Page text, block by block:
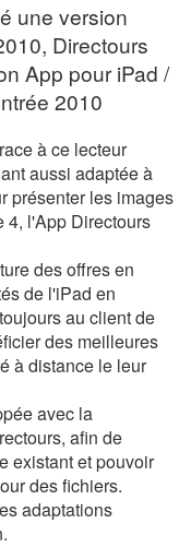
une version
Directours
App pour iPad /
2010
à ce lecteur
aussi adaptée à
présenter les images
4, l'App Directours
des offres en
de l'iPad en
au client de
des meilleures
à distance le leur
avec la
afin de
existant et pouvoir
des fichiers.
adaptations